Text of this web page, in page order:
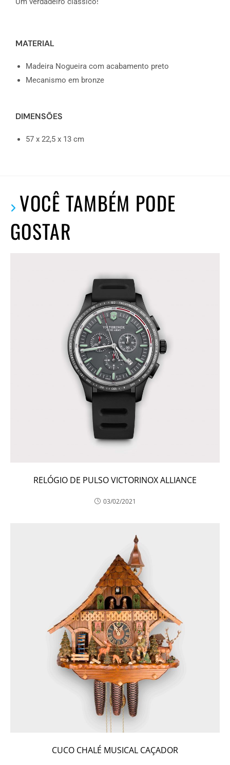
MATERIAL
Madeira Nogueira com acabamento preto
Mecanismo em bronze
DIMENSÕES
57 x 22,5 x 13 cm
VOCÊ TAMBÉM PODE
GOSTAR
RELÓGIO DE PULSO VICTORINOX ALLIANCE
03/02/2021
CUCO CHALÉ MUSICAL CAÇADOR